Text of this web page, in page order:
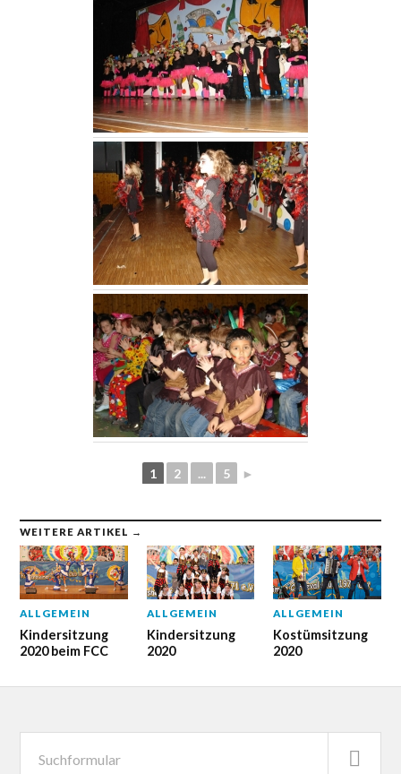
1 2 ... 5 ►
WEITERE ARTIKEL →
ALLGEMEIN
Kindersitzung
2020 beim FCC
ALLGEMEIN
Kindersitzung
2020
ALLGEMEIN
Kostümsitzung
2020